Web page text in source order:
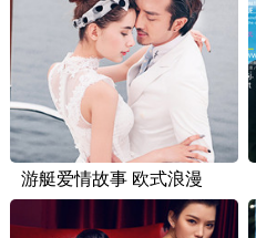
游艇爱情故事 欧式浪漫